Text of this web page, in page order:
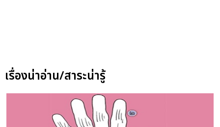
เรื่องน่าอ่าน/สาระน่ารู้